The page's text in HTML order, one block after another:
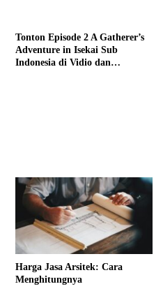
Tonton Episode 2 A Gatherer’s
Adventure in Isekai Sub
Indonesia di Vidio dan
Harga Jasa Arsitek: Cara
Menghitungnya